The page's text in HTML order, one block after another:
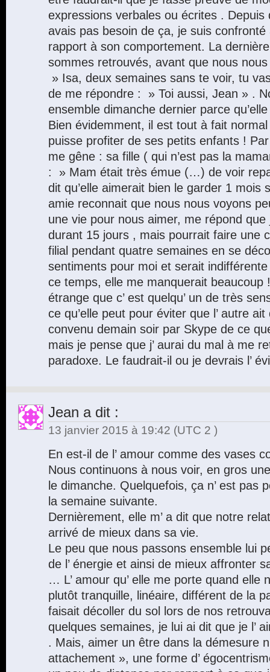
expressions verbales ou écrites . Depuis
avais pas besoin de ça, je suis
rapport à son comportement. La
sommes retrouvés, avant que nous
» Isa, deux semaines sans te voir, tu
de me répondre : » Toi aussi, Jean » .
ensemble dimanche dernier parce
Bien évidemment, il est tout à fait normal
puisse profiter de ses petits enfants !
me gêne : sa fille ( qui n’est pas la
: » Mam était très émue (…) de voir
dit qu’elle aimerait bien le garder 1 mois
amie reconnait que nous nous voyons
une vie pour nous aimer, me répond
durant 15 jours , mais pourrait faire une
filial pendant quatre semaines en se
sentiments pour moi et serait
ce temps, elle me manquerait beaucoup !
étrange que c’ est quelqu’ un de très
ce qu’elle peut pour éviter que l’ autre
convenu demain soir par Skype de ce
mais je pense que j’ aurai du mal à me
paradoxe. Le faudrait-il ou je devrais l’
Jean a dit :
13 janvier 2015 à 19:42 (UTC 2 )
En est-il de l’ amour comme des vases
Nous continuons à nous voir, en gros
le dimanche. Quelquefois, ça n’ est pas
la semaine suivante.
Dernièrement, elle m’ a dit que notre
arrivé de mieux dans sa vie.
Le peu que nous passons ensemble lui
de l’ énergie et ainsi de mieux affronter
… L’ amour qu’ elle me porte quand elle
plutôt tranquille, linéaire, différent de la
faisait décoller du sol lors de nos
quelques semaines, je lui ai dit que je l’
. Mais, aimer un être dans la démesure
attachement », une forme d’